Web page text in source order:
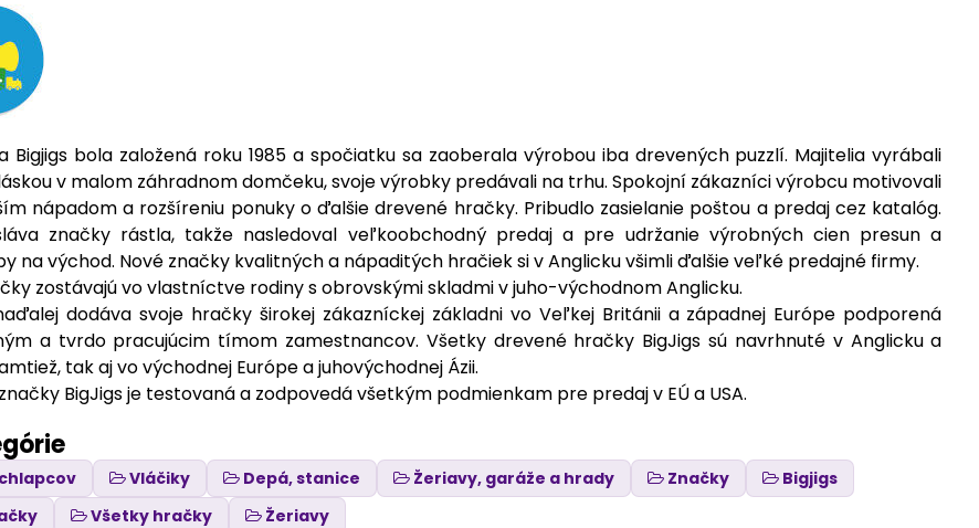
Bigjigs bola založená roku 1985 a spočiatku sa zaoberala výrobou iba drevených puzzlí. Majitelia vyrábali
v malom záhradnom domčeku, svoje výrobky predávali na trhu. Spokojní zákazníci výrobcu motivovali
nápadom a rozšíreniu ponuky o ďalšie drevené hračky. Pribudlo zasielanie poštou a predaj cez katalóg.
značky rástla, takže nasledoval veľkoobchodný predaj a pre udržanie výrobných cien presun a
na východ. Nové značky kvalitných a nápaditých hračiek si v Anglicku všimli ďalšie veľké predajné firmy.
zostávajú vo vlastníctve rodiny s obrovskými skladmi v juho-východnom Anglicku.
dodáva svoje hračky širokej zákazníckej základni vo Veľkej Británii a západnej Európe podporená
a tvrdo pracujúcim tímom zamestnancov. Všetky drevené hračky BigJigs sú navrhnuté v Anglicku a
tak aj vo východnej Európe a juhovýchodnej Ázii.
BigJigs je testovaná a zodpovedá všetkým podmienkam pre predaj v EÚ a USA.
Vláčiky Depá, stanice Žeriavy, garáže a hrady Značky
Bigjigs
Všetky hračky Žeriavy